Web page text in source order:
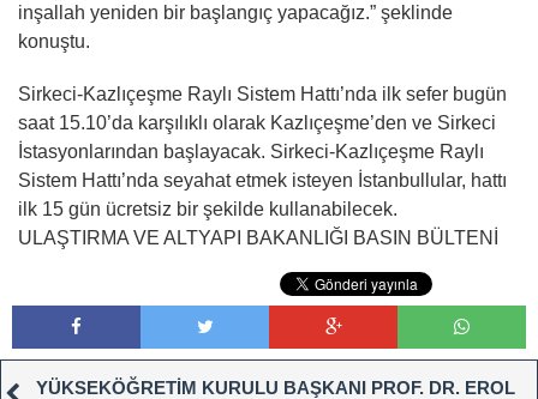
inşallah yeniden bir başlangıç yapacağız.” şeklinde
konuştu.
Sirkeci-Kazlıçeşme Raylı Sistem Hattı’nda ilk sefer bugün
saat 15.10’da karşılıklı olarak Kazlıçeşme’den ve Sirkeci
İstasyonlarından başlayacak. Sirkeci-Kazlıçeşme Raylı
Sistem Hattı’nda seyahat etmek isteyen İstanbullular, hattı
ilk 15 gün ücretsiz bir şekilde kullanabilecek.
ULAŞTIRMA VE ALTYAPI BAKANLIĞI BASIN BÜLTENİ
YÜKSEKÖĞRETİM KURULU BAŞKANI PROF. DR. EROL